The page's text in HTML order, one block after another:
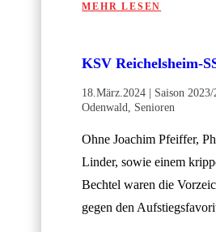
MEHR LESEN
KSV Reichelsheim-
18.März.2024 Saison
Odenwald, Senioren
Ohne Joachim Pfeiffer,
Linder, sowie einem
Bechtel waren die
gegen den